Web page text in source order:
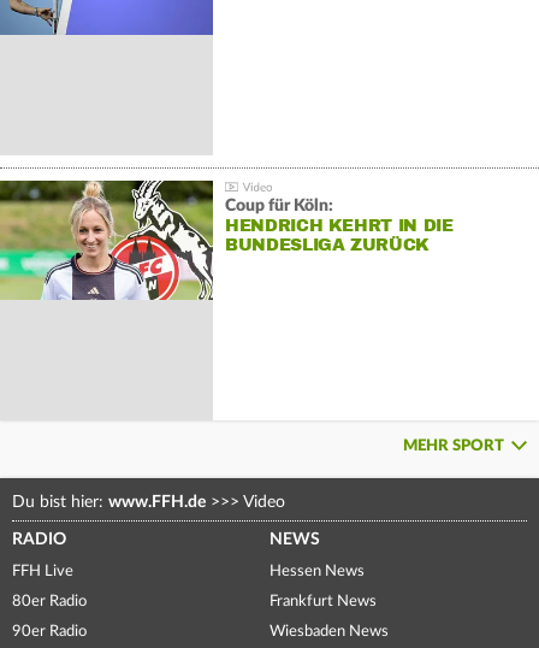
Coup für Köln:
HENDRICH KEHRT IN DIE
BUNDESLIGA ZURÜCK
MEHR SPORT
Du bist hier: www.FFH.de >>> Video
RADIO
FFH Live
80er Radio
90er Radio
NEWS
Hessen News
Frankfurt News
Wiesbaden News